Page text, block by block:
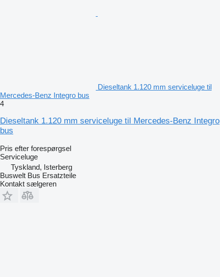
Dieseltank 1.120 mm serviceluge til
Mercedes-Benz Integro bus
4
Dieseltank 1.120 mm serviceluge til Mercedes-Benz Integro
bus
Pris efter forespørgsel
Serviceluge
Tyskland, Isterberg
Buswelt Bus Ersatzteile
Kontakt sælgeren